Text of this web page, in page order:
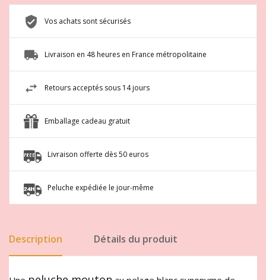
Vos achats sont sécurisés
Livraison en 48 heures en France métropolitaine
Retours acceptés sous 14 jours
Emballage cadeau gratuit
Livraison offerte dès 50 euros
Peluche expédiée le jour-même
Description Détails du produit